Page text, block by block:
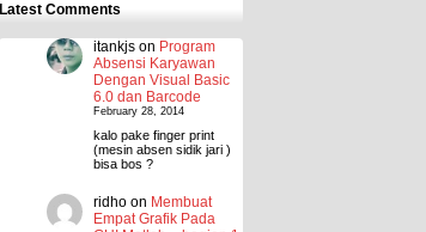
Latest Comments
itankjs on Program
Absensi Karyawan
Dengan Visual Basic
6.0 dan Barcode
February 28, 2014
kalo pake finger print
(mesin absen sidik jari )
bisa bos ?
ridho on Membuat
Empat Grafik Pada